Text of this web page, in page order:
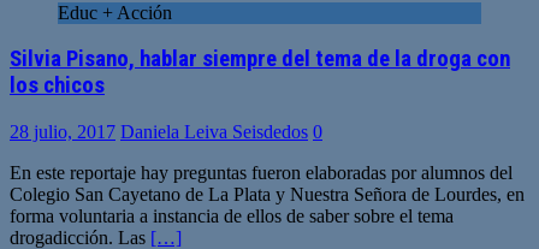
Educ + Acción
Silvia Pisano, hablar siempre del tema de la droga con
los chicos
28 julio, 2017 Daniela Leiva Seisdedos 0
En este reportaje hay preguntas fueron elaboradas por alumnos del
Colegio San Cayetano de La Plata y Nuestra Señora de Lourdes, en
forma voluntaria a instancia de ellos de saber sobre el tema
drogadicción. Las […]